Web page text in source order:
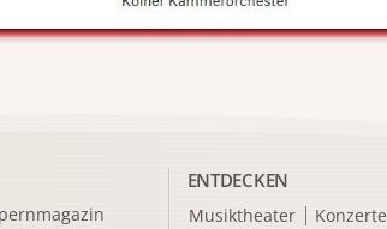
ENTDECKEN
Musiktheater Konzerte